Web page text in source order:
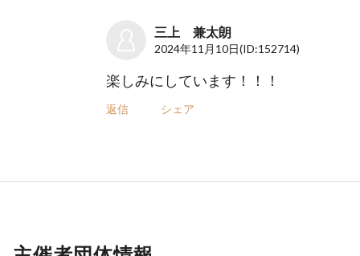
三上 兼太朗
2024年11月10日(ID:152714)
楽しみにしています！！！
返信 シェア